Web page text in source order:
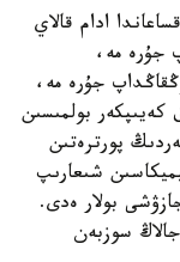
ادام قالاي
جۇرە مە،
جۇرە مە،
بولمىسىن
پورترەتىن
شىعارىپ
بولار ەدى.
سوزبەن